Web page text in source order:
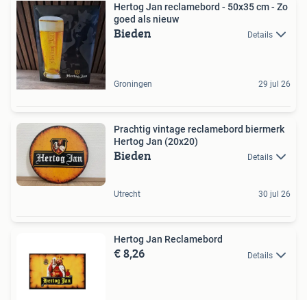
Hertog Jan reclamebord - 50x35 cm - Zo
goed als nieuw
Bieden Details
Groningen 29 jul 26
Prachtig vintage reclamebord biermerk
Hertog Jan (20x20)
Bieden Details
Utrecht 30 jul 26
Hertog Jan Reclamebord
€ 8,26 Details